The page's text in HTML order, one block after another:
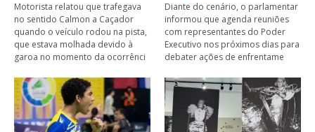
Motorista relatou que trafegava
no sentido Calmon a Caçador
quando o veículo rodou na pista,
que estava molhada devido à
garoa no momento da ocorrênci
Diante do cenário, o parlamentar
informou que agenda reuniões
com representantes do Poder
Executivo nos próximos dias para
debater ações de enfrentame